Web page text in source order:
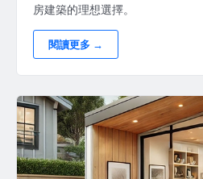
房建築的理想選擇。
閱讀更多 →